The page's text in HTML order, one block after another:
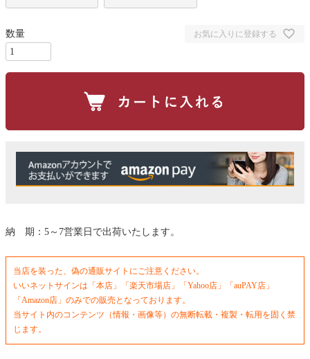
お気に入りに登録する
納 期：5～7営業日で出荷いたします。
当店を装った、偽の通販サイトにご注意ください。
いいネットサインは「本店」「楽天市場店」「Yahoo店」「auPAY店」
「Amazon店」のみでの販売となっております。
当サイト内のコンテンツ（情報・画像等）の無断転載・複製・転用を固く禁
じます。